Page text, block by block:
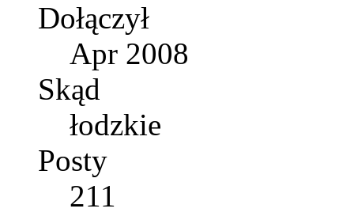
Dołączył
Apr 2008
Skąd
łodzkie
Posty
211